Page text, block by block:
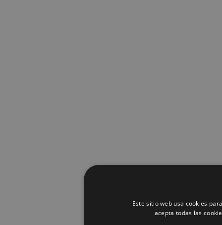
Este sitio web usa cookies
acepta todas las